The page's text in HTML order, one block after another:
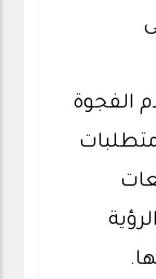
الفجوة